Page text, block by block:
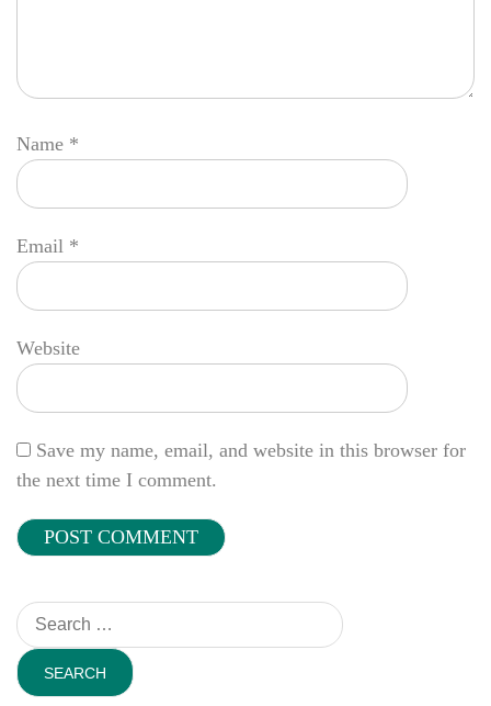
Name *
Email *
Website
Save my name, email, and website in this browser for
the next time I comment.
Search
for: